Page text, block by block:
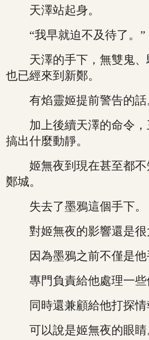
天澤站起身。
“我早就迫不及待了。”
天澤的手下，無雙鬼、
也已經來到新鄭。
有焰靈姬提前警告的話
加上後續天澤的命令，
搞出什麼動靜。
姬無夜到現在甚至都不
鄭城。
失去了墨鴉這個手下。
對姬無夜的影響還是很
因為墨鴉之前不僅是他
專門負責給他處理一些
同時還兼顧給他打探情
可以說是姬無夜的眼睛